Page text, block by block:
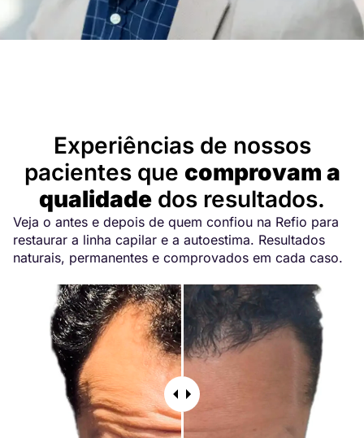
Experiências de nossos
pacientes que comprovam a
qualidade dos resultados.
Veja o antes e depois de quem confiou na Refio para
restaurar a linha capilar e a autoestima. Resultados
naturais, permanentes e comprovados em cada caso.